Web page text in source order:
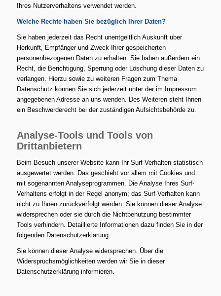
Ihres Nutzerverhaltens verwendet werden.
Welche Rechte haben Sie bezüglich Ihrer Daten?
Sie haben jederzeit das Recht unentgeltlich Auskunft über
Herkunft, Empfänger und Zweck Ihrer gespeicherten
personenbezogenen Daten zu erhalten. Sie haben außerdem ein
Recht, die Berichtigung, Sperrung oder Löschung dieser Daten zu
verlangen. Hierzu sowie zu weiteren Fragen zum Thema
Datenschutz können Sie sich jederzeit unter der im Impressum
angegebenen Adresse an uns wenden. Des Weiteren steht Ihnen
ein Beschwerderecht bei der zuständigen Aufsichtsbehörde zu.
Analyse-Tools und Tools von
Drittanbietern
Beim Besuch unserer Website kann Ihr Surf-Verhalten statistisch
ausgewertet werden. Das geschieht vor allem mit Cookies und
mit sogenannten Analyseprogrammen. Die Analyse Ihres Surf-
Verhaltens erfolgt in der Regel anonym; das Surf-Verhalten kann
nicht zu Ihnen zurückverfolgt werden. Sie können dieser Analyse
widersprechen oder sie durch die Nichtbenutzung bestimmter
Tools verhindern. Detaillierte Informationen dazu finden Sie in der
folgenden Datenschutzerklärung.
Sie können dieser Analyse widersprechen. Über die
Widerspruchsmöglichkeiten werden wir Sie in dieser
Datenschutzerklärung informieren.